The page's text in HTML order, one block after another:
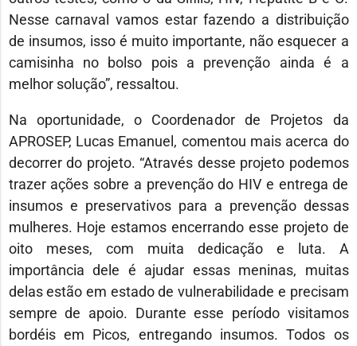
Nesse carnaval vamos estar fazendo a distribuição
de insumos, isso é muito importante, não esquecer a
camisinha no bolso pois a prevenção ainda é a
melhor solução”, ressaltou.
Na oportunidade, o Coordenador de Projetos da
APROSEP, Lucas Emanuel, comentou mais acerca do
decorrer do projeto. “Através desse projeto podemos
trazer ações sobre a prevenção do HIV e entrega de
insumos e preservativos para a prevenção dessas
mulheres. Hoje estamos encerrando esse projeto de
oito meses, com muita dedicação e luta. A
importância dele é ajudar essas meninas, muitas
delas estão em estado de vulnerabilidade e precisam
sempre de apoio. Durante esse período visitamos
bordéis em Picos, entregando insumos. Todos os